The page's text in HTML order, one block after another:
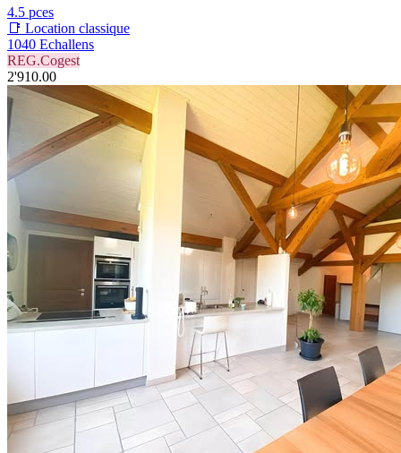
4.5 pces
📑 Location classique
1040 Echallens
REG.Cogest
2'910.00